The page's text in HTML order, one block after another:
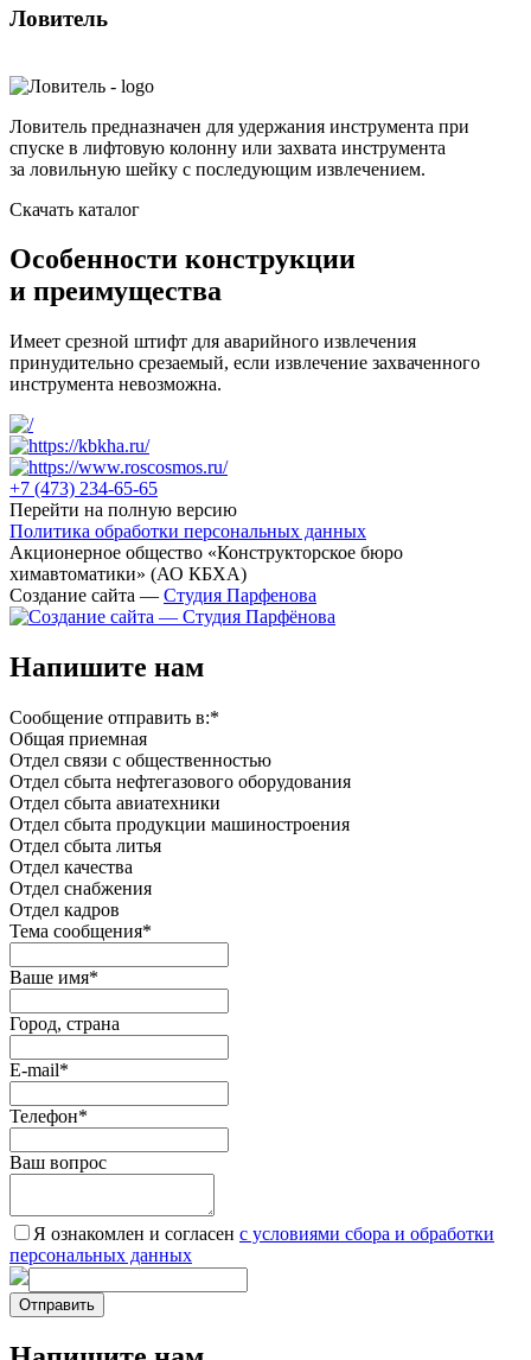
Ловитель
Ловитель предназначен для удержания инструмента при
спуске в лифтовую колонну или захвата инструмента
за ловильную шейку с последующим извлечением.
Скачать каталог
Особенности конструкции
и преимущества
Имеет срезной штифт для аварийного извлечения
принудительно срезаемый, если извлечение захваченного
инструмента невозможна.
+7 (473) 234-65-65
Перейти на полную версию
Политика обработки персональных данных
Акционерное общество «Конструкторское бюро
химавтоматики» (АО КБХА)
Создание сайта — Студия Парфенова
Напишите нам
Сообщение отправить в:*
Общая приемная
Отдел связи с общественностью
Oтдел сбыта нефтегазового оборудования
Отдел сбыта авиатехники
Отдел сбыта продукции машиностроения
Отдел сбыта литья
Отдел качества
Oтдел снабжения
Отдел кадров
Тема сообщения*
Ваше имя*
Город, страна
E-mail*
Телефон*
Ваш вопрос
Я ознакомлен и согласен c условиями сбора и обработки
персональных данных
Отправить